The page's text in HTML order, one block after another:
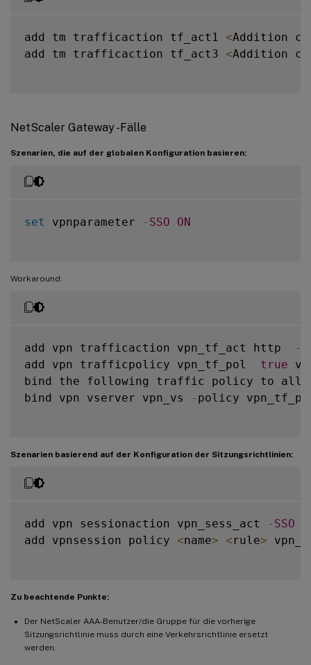
add tm trafficaction tf_act1 <Addition
add tm trafficaction tf_act3 <Addition
NetScaler Gateway -Fälle
Szenarien, die auf der globalen Konfiguration basieren:
set vpnparameter - SSO ON
Workaround:
add vpn trafficaction vpn_tf_act http -
add vpn trafficpolicy vpn_tf_pol true
bind the following traffic policy to all
bind vpn vserver vpn_vs
- policy
Szenarien basierend auf der Konfiguration der Sitzungsrichtlinien:
add vpn sessionaction vpn_sess_act - SSO
add vpnsession policy <name> < rule>
Zu beachtende Punkte:
Der NetScaler AAA-Benutzer/die Gruppe für die vorherige
Sitzungsrichtlinie muss durch eine Verkehrsrichtlinie ersetzt
werden.